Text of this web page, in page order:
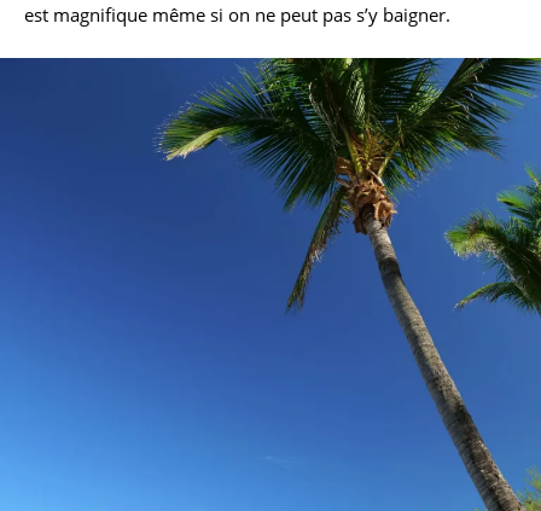
est magnifique même si on ne peut pas s’y baigner.